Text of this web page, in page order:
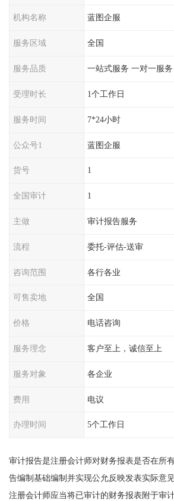
机构名称 蓝图企服
服务区域 全国
服务品质 一站式服务 一对一服务
受理时长 1个工作日
服务时间 7*24小时
公众号1 蓝图企服
货号 1
全国审计 1
主做 审计报告服务
流程 委托-评估-送审
咨询范围 各行各业
可售卖地 全国
价格 电话咨询
服务理念 客户至上，诚信至上
服务对象 各企业
费用 电议
办理时间 5个工作日
审计报告是注册会计师对财务报表是否在所
告编制基础编制并实现公允反映发表实际意
注册会计师应当将已审计的财务报表附于审